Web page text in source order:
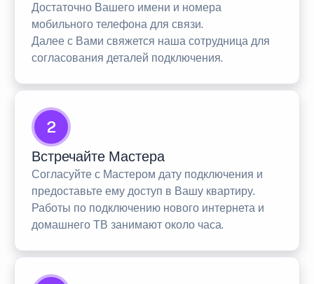
Достаточно Вашего имени и номера
мобильного телефона для связи.
Далее с Вами свяжется наша сотрудница для
согласования деталей подключения.
2
Встречайте Мастера
Согласуйте с Мастером дату подключения и
предоставьте ему доступ в Вашу квартиру.
Работы по подключению нового интернета и
домашнего ТВ занимают около часа.